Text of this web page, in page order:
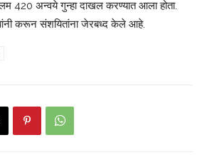
420 अन्वये गुन्हा दाखल करण्यात आला होता.
करून संशयितांना जेरबध्द केले आहे.